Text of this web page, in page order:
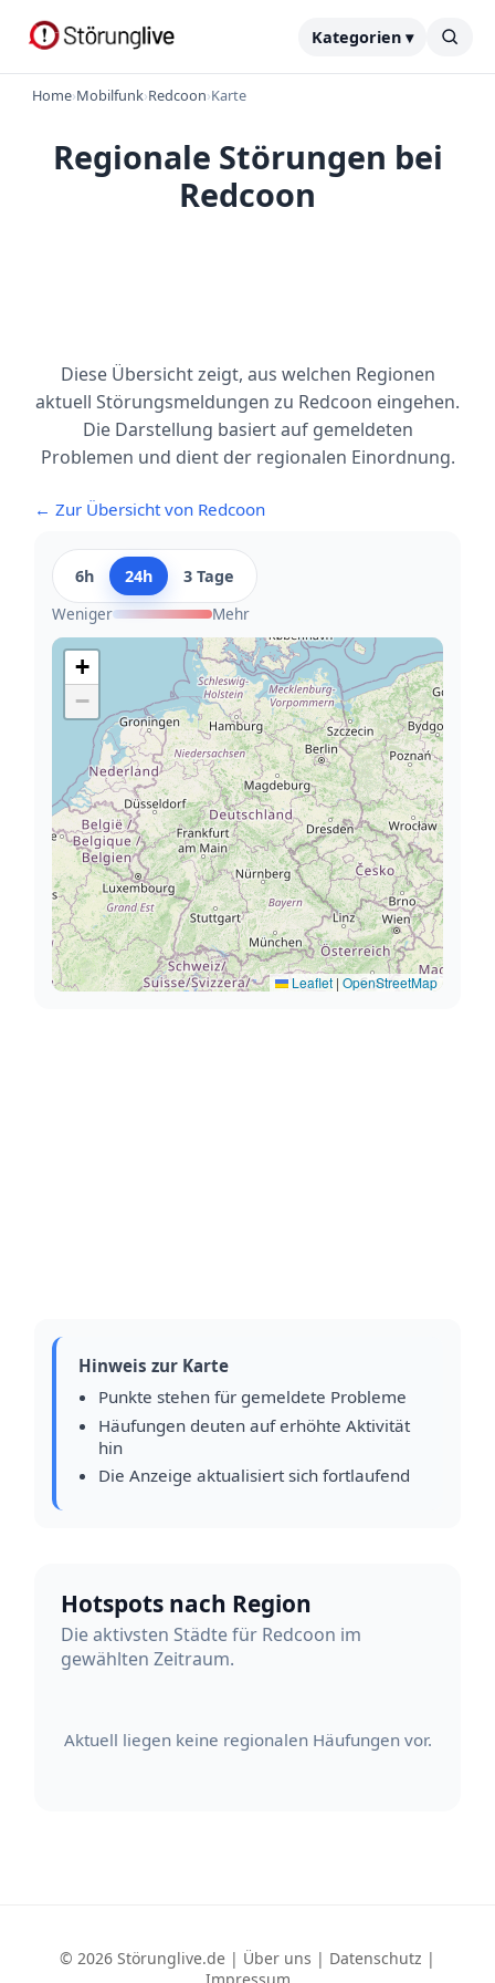
Kategorien ▾
Home›Mobilfunk›Redcoon›Karte
Regionale Störungen bei
Redcoon
Diese Übersicht zeigt, aus welchen Regionen
aktuell Störungsmeldungen zu Redcoon eingehen.
Die Darstellung basiert auf gemeldeten
Problemen und dient der regionalen Einordnung.
← Zur Übersicht von Redcoon
6h 24h
3 Tage
Weniger
Mehr
+
−
Leaflet | OpenStreetMap
Hinweis zur Karte
Punkte stehen für gemeldete Probleme
Häufungen deuten auf erhöhte Aktivität
hin
Die Anzeige aktualisiert sich fortlaufend
Hotspots nach Region
Die aktivsten Städte für Redcoon im
gewählten Zeitraum.
Aktuell liegen keine regionalen Häufungen vor.
© 2026 Störunglive.de | Über uns | Datenschutz |